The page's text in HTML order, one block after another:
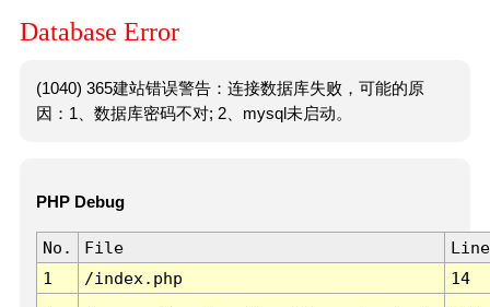
Database Error
(1040) 365建站错误警告：连接数据库失败，可能的原
因：1、数据库密码不对; 2、mysql未启动。
PHP Debug
No. File
Line
1
/index.php 14